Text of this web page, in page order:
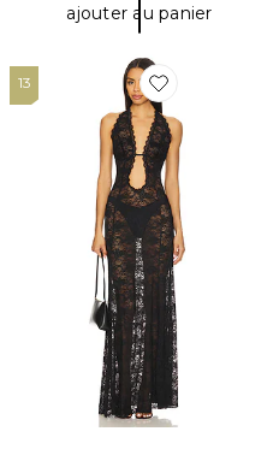
ajouter au panier
13
Favorite ROBE